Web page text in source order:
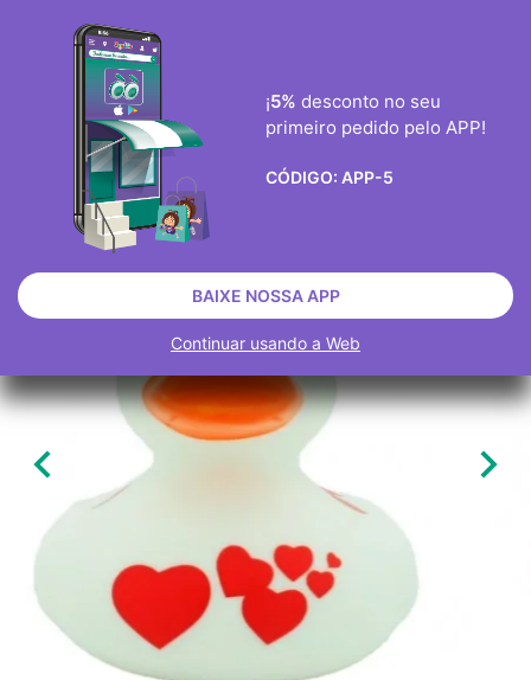

BRINQUEDOS
ESGOTADO
 
¡5% desconto no seu
primeiro pedido pelo APP!
CÓDIGO: APP-5
BAIXE NOSSA APP
Continuar usando a Web